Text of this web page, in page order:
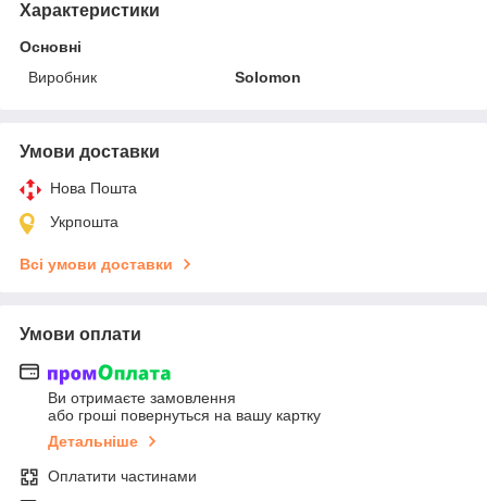
Характеристики
Основні
Виробник
Solomon
Умови доставки
Нова Пошта
Укрпошта
Всі умови доставки
Умови оплати
Ви отримаєте замовлення
або гроші повернуться на вашу картку
Детальніше
Оплатити частинами